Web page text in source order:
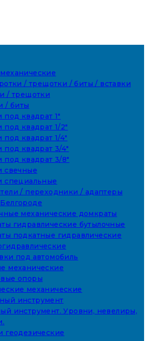
/ трещотки / биты / вставки
/ трещотки
/ биты
под квадрат 1"
под квадрат 1/2"
под квадрат 1/4"
под квадрат 3/4"
под квадрат 3/8"
свечные
специальные
/ переходники / адаптеры
механические домкраты
гидравлические бутылочные
подкатные гидравлические
под автомобиль
механические
опоры
механические
инструмент
инструмент. Уровни, невелиры,
геодезические